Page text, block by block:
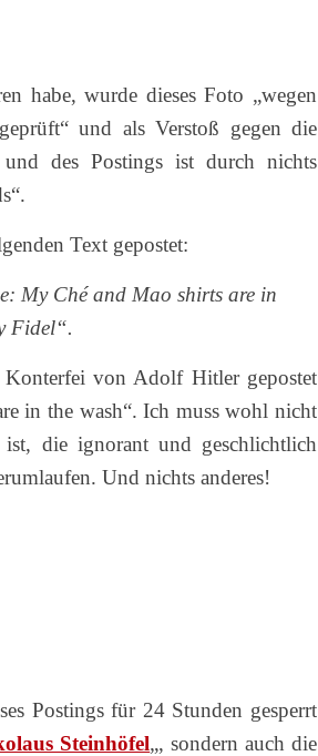
habe, wurde dieses Foto „wegen
und als Verstoß gegen die
und des Postings ist durch nichts
Text gepostet:
My Ché and Mao shirts are in
Fidel“.
Konterfei von Adolf Hitler gepostet
in the wash“. Ich muss wohl nicht
die ignorant und geschlichtlich
Und nichts anderes!
Postings für 24 Stunden gesperrt
Steinhöfel„, sondern auch die